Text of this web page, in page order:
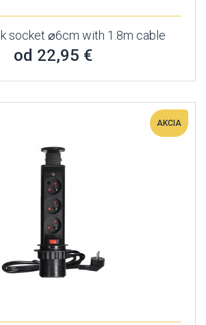
socket ⌀6cm with 1.8m cable
od 22,95 €
AKCIA